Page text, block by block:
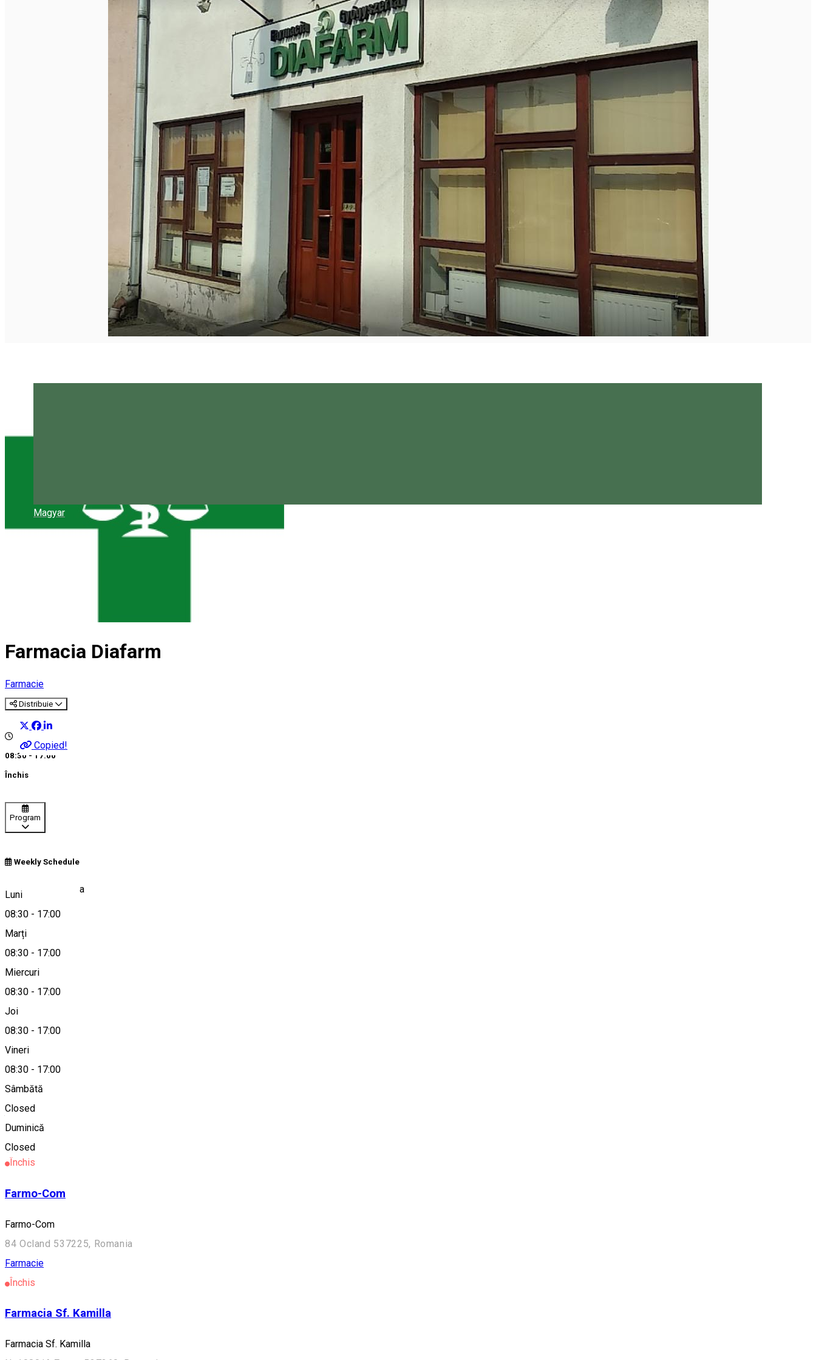
Magyar
Închirieri de biciclete
Farmacia Diafarm
Farmacie
Distribuie
Copied!
08:30 - 17:00
Închis
Program
Weekly Schedule
Luni
08:30 - 17:00
Marți
08:30 - 17:00
Miercuri
08:30 - 17:00
Joi
08:30 - 17:00
Vineri
08:30 - 17:00
Sâmbătă
Closed
Duminică
Closed
Ditrău 25, Romania
Hartă
Despre
Farmacia Diafarm
Alte sugestii
Farmacie
Închis
Farmo-Com
Farmo-Com
84 Ocland 537225, Romania
Farmacie
Închis
Farmacia Sf. Kamilla
Farmacia Sf. Kamilla